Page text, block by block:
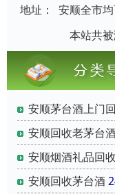
地址：
安顺全市
本站共
安顺茅台酒上门
安顺回收老茅台
安顺烟酒礼品回收
安顺回收茅台酒